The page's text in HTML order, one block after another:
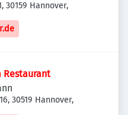
30159 Hannover,
Mitarbeiter*in im Restaurant
30519 Hannover,